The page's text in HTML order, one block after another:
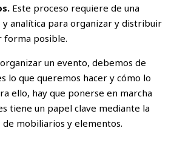
Este proceso requiere de una
analítica para organizar y distribuir
forma posible.
un evento, debemos de
lo que queremos hacer y cómo lo
ello, hay que ponerse en marcha
tiene un papel clave mediante la
mobiliarios y elementos.